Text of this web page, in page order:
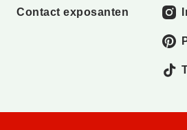
Contact exposanten